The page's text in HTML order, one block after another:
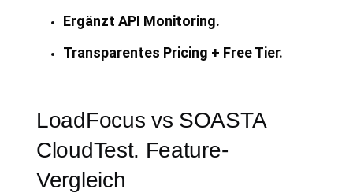
Ergänzt API Monitoring.
Transparentes Pricing + Free Tier.
LoadFocus vs SOASTA
CloudTest. Feature-
Vergleich